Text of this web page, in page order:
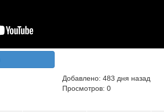
Добавлено: 483 дня назад
Просмотров: 0